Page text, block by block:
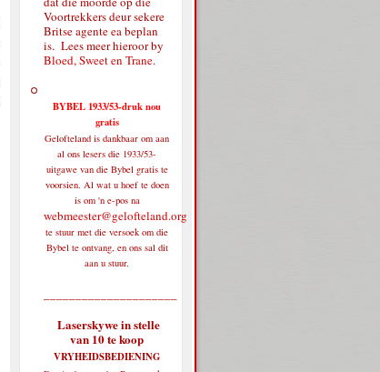
Voortrekkers deur sekere
Britse agente ea beplan
is. Lees meer hieroor by
Bloed, Sweet en Trane.
BYBEL 1933/53-druk nou
gratis
Gelofteland is dankbaar om aan
al ons lesers die 1933/53-
uitgawe van die Bybel gratis te
voorsien. Al wat u hoef te doen
is om 'n e-pos na
webmeester@gelofteland.org
te stuur met die versoek om die
Bybel te ontvang, en ons sal dit
aan u stuur.
Laserskywe in stelle
van 10 te koop
VRYHEIDSBEDIENING